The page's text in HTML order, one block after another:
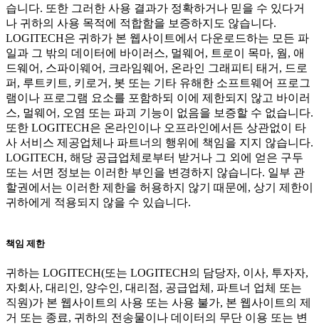
습니다. 또한 그러한 사용 결과가 정확하거나 믿을 수 있다거
나 귀하의 사용 목적에 적합함을 보증하지도 않습니다.
LOGITECH은 귀하가 본 웹사이트에서 다운로드하는 모든 파
일과 그 밖의 데이터에 바이러스, 멀웨어, 트로이 목마, 웜, 애
드웨어, 스파이웨어, 크라임웨어, 온라인 그래피티 태거, 드로
퍼, 루트키트, 키로거, 봇 또는 기타 유해한 소프트웨어 프로그
램이나 프로그램 요소를 포함하되 이에 제한되지 않고 바이러
스, 멀웨어, 오염 또는 파괴 기능이 없음을 보증할 수 없습니다.
또한 LOGITECH은 온라인이나 오프라인에서든 상관없이 타
사 서비스 제공업체나 파트너의 행위에 책임을 지지 않습니다.
LOGITECH, 해당 공급업체로부터 받거나 그 외에 얻은 구두
또는 서면 정보는 이러한 부인을 변경하지 않습니다. 일부 관
할권에서는 이러한 제한을 허용하지 않기 때문에, 상기 제한이
귀하에게 적용되지 않을 수 있습니다.
책임 제한
귀하는 LOGITECH(또는 LOGITECH의 담당자, 이사, 투자자,
자회사, 대리인, 양수인, 대리점, 공급업체, 파트너 업체 또는
직원)가 본 웹사이트의 사용 또는 사용 불가, 본 웹사이트의 제
거 또는 종료, 귀하의 전송물이나 데이터의 무단 이용 또는 변